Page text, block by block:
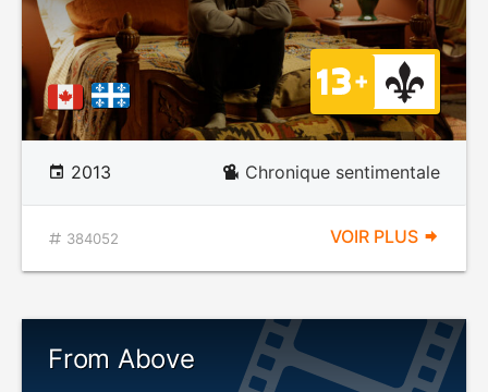
2013 Chronique sentimentale
384052 VOIR PLUS
From Above